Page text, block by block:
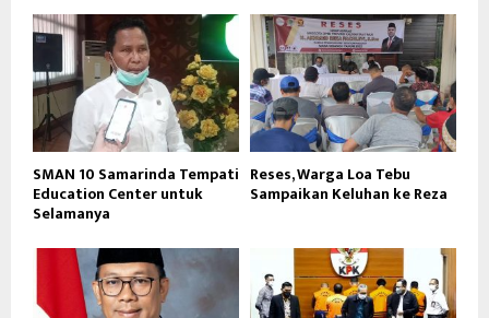
SMAN 10 Samarinda Tempati
Education Center untuk
Selamanya
Reses, Warga Loa Tebu
Sampaikan Keluhan ke Reza